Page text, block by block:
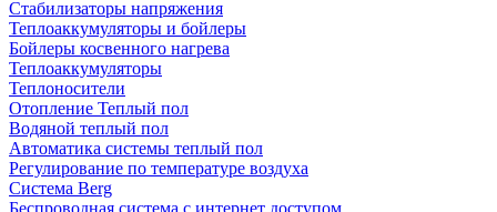
Стабилизаторы напряжения
Теплоаккумуляторы и бойлеры
Бойлеры косвенного нагрева
Теплоаккумуляторы
Теплоносители
Отопление Теплый пол
Водяной теплый пол
Автоматика системы теплый пол
Регулирование по температуре воздуха
Система Berg
Беспроводная система с интернет доступом